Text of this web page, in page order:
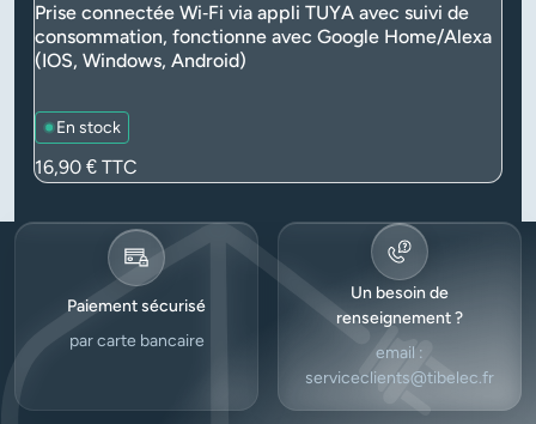
Prise connectée Wi‑Fi via appli TUYA avec suivi de
consommation, fonctionne avec Google Home/Alexa
(IOS, Windows, Android)
En stock
Prix
16,90 € TTC
Paiement sécurisé
par carte bancaire
Un besoin de
renseignement ?
email :
serviceclients@tibelec.fr